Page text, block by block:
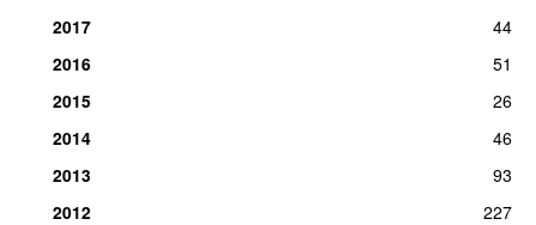
2017
44
2016
51
2015
26
2014
46
2013
93
2012
227